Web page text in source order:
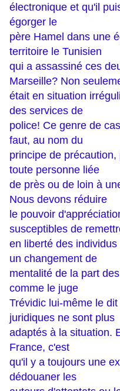
électronique et qu'il
égorger le
père Hamel dans une
territoire le Tunisien
qui a assassiné ces
Marseille? Non
était en situation
des services de
police! Ce genre de
faut, au nom du
principe de
toute personne liée
de près ou de loin à
Nous devons réduire
le pouvoir
susceptibles de
en liberté des
un changement de
mentalité de la part
comme le juge
Trévidic lui-même le
juridiques ne sont plus
adaptés à la situation.
France, c'est
qu'il y a toujours une
dédouaner les